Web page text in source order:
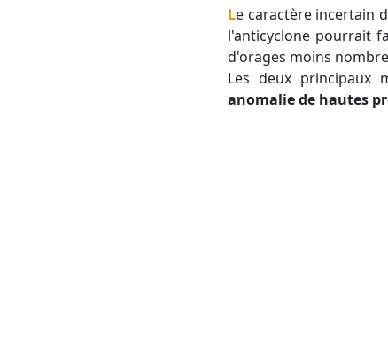
Le caractère incertain des prévisions augmente à mesure que l'échéance se rallonge. Nous considérons que
l'anticyclone pourrait
d'orages moins
Les deux principaux
anomalie de hautes